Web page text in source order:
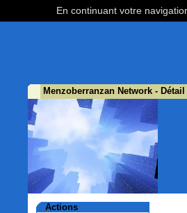
Menzoberranzan Network -
Actions
En continuant votre